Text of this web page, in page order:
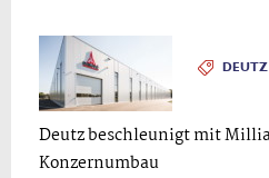
DEUTZ
Deutz beschleunigt mit
Konzernumbau